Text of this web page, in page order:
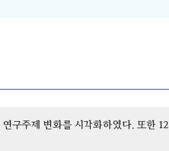
구주제 변화를 시각화하였다. 또한